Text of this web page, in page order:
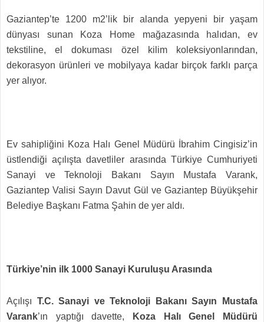
Gaziantep’te 1200 m2’lik bir alanda yepyeni bir yaşam
dünyası sunan Koza Home mağazasında halıdan, ev
tekstiline, el dokuması özel kilim koleksiyonlarından,
dekorasyon ürünleri ve mobilyaya kadar birçok farklı parça
yer alıyor.
Ev sahipliğini Koza Halı Genel Müdürü İbrahim Cingisiz’in
üstlendiği açılışta davetliler arasında Türkiye Cumhuriyeti
Sanayi ve Teknoloji Bakanı Sayın Mustafa Varank,
Gaziantep Valisi Sayın Davut Gül ve Gaziantep Büyükşehir
Belediye Başkanı Fatma Şahin de yer aldı.
Türkiye’nin ilk 1000 Sanayi Kuruluşu Arasında
Açılışı T.C. Sanayi ve Teknoloji Bakanı Sayın Mustafa
Varank’ın yaptığı davette,
Koza Halı Genel Müdürü